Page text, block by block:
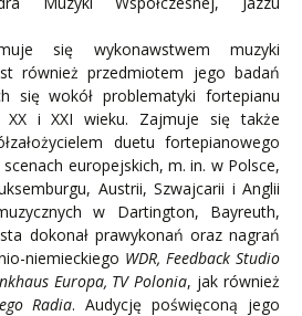
się wykonawstwem muzyki
również przedmiotem jego badań
się wokół problematyki fortepianu
XX i XXI wieku. Zajmuje się także
duetu fortepianowego
europejskich, m. in. w Polsce,
Austrii, Szwajcarii i Anglii
w Dartington, Bayreuth,
dokonał prawykonań oraz nagrań
niemieckiego WDR, Feedback Studio
Europa, TV Polonia, jak również
Radia. Audycję poświęconą jego